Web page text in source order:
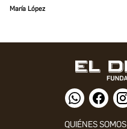
María López
QUIÉNES SOMOS